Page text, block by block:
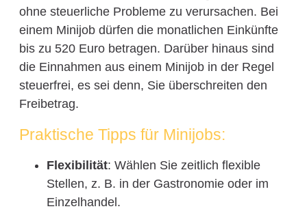
ohne steuerliche Probleme zu verursachen. Bei
einem Minijob dürfen die monatlichen Einkünfte
bis zu 520 Euro betragen. Darüber hinaus sind
die Einnahmen aus einem Minijob in der Regel
steuerfrei, es sei denn, Sie überschreiten den
Freibetrag.
Praktische Tipps für Minijobs:
Flexibilität: Wählen Sie zeitlich flexible
Stellen, z. B. in der Gastronomie oder im
Einzelhandel.